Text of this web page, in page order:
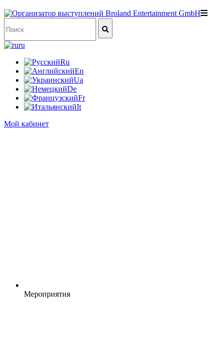
ru
Ru
En
Ua
De
Fr
It
Мой кабинет
Мероприятия